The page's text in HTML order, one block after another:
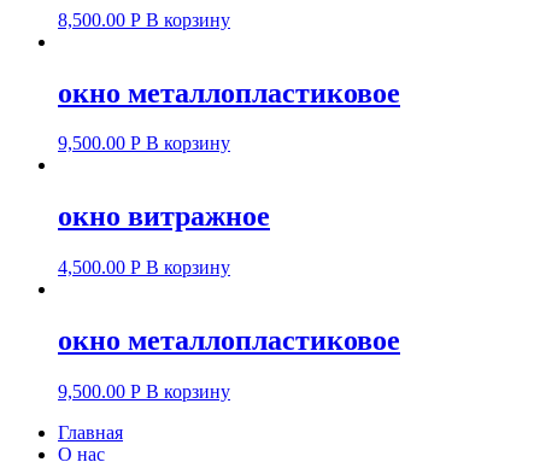
8,500.00 Р В корзину
окно металлопластиковое
9,500.00 Р В корзину
окно витражное
4,500.00 Р В корзину
окно металлопластиковое
9,500.00 Р В корзину
Главная
О нас